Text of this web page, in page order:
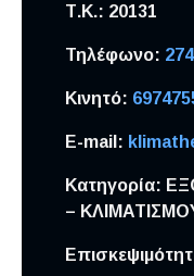
Τ.Κ.: 20131
Τηλέφωνο:
Κινητό:
E-mail:
Κατηγορία:
–